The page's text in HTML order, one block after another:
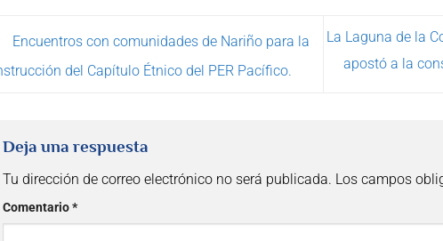
Encuentros con comunidades de Nariño para la
del Capítulo Étnico del PER Pacífico.
La Laguna de la
apostó a la
Deja una respuesta
Tu dirección de correo electrónico no será publicada. Los campos
Comentario*